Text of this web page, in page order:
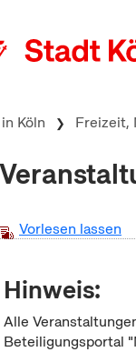
Köln Freizeit,
Vorlesen lassen
Hinweis:
Alle
Beteiligungsportal